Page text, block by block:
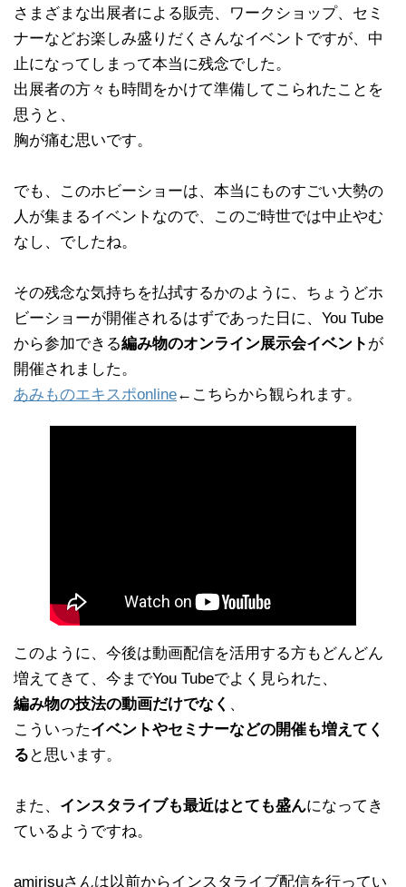
さまざまな出展者による販売、ワークショップ、セミ
ナーなどお楽しみ盛りだくさんなイベントですが、中
止になってしまって本当に残念でした。
出展者の方々も時間をかけて準備してこられたことを
思うと、
胸が痛む思いです。
でも、このホビーショーは、本当にものすごい大勢の
人が集まるイベントなので、このご時世では中止やむ
なし、でしたね。
その残念な気持ちを払拭するかのように、ちょうどホ
ビーショーが開催されるはずであった日に、You Tube
から参加できる編み物のオンライン展示会イベント が
開催されました。
あみものエキスポonline←こちらから観られます。
このように、今後は動画配信を活用する方もどんどん
増えてきて、今までYou Tubeでよく見られた、
編み物の技法の動画だけでなく 、
こういったイベントやセミナーなどの開催も増えてく
る と思います。
また、 インスタライブも最近はとても盛んになってき
ているようですね。
amirisuさんは以前からインスタライブ配信を行ってい